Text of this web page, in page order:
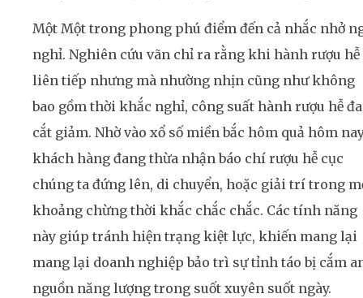
Một Một trong phong phú điểm đến cả nhắc nhở
nghỉ. Nghiên cứu vãn chỉ ra rằng khi hành rượu hễ
liên tiếp nhưng mà nhường nhịn cũng như không
bao gồm thời khắc nghỉ, công suất hành rượu hễ
cắt giảm. Nhờ vào xổ số miền bắc hôm quả hôm
khách hàng đang thừa nhận báo chí rượu hễ cục
chúng ta đứng lên, di chuyển, hoặc giải trí trong
khoảng chừng thời khắc chắc chắc. Các tính năng
này giúp tránh hiện trạng kiệt lực, khiến mang lại
mang lại doanh nghiệp bảo trì sự tỉnh táo bị cắm
nguồn năng lượng trong suốt xuyên suốt ngày.